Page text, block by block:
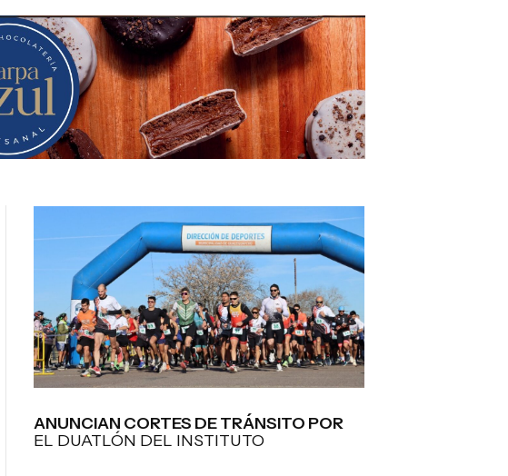
ANUNCIAN CORTES DE TRÁNSITO POR
EL DUATLÓN DEL INSTITUTO